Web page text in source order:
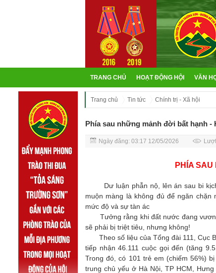
TRANG CHỦ HOẠT ĐỘNG HỘI VĂN
Trang chủ Tin tức Chính trị - Xã hội
Phía sau những mảnh đời bất hạnh -
Ngày đăng: 03:17 12/05/2026
PHÍA
Dư luận phẫn nộ, lên án sau bi kịch
muộn màng là không đủ để ngăn
mức độ và sự tàn ác
Tưởng rằng khi đất nước đang vươn
sẽ phải bị triệt tiêu, nhưng không!
Theo số liệu của Tổng đài 111
, Cục
tiếp nhận 46.111 cuộc gọi đến (tăng
Trong đó, có 101 trẻ em (chiếm 56%)
trung chủ yếu ở Hà Nội, TP HCM,